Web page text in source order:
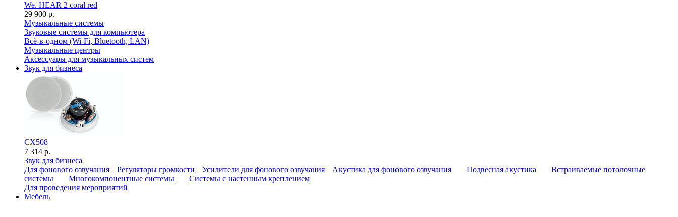
We. HEAR 2 coral red
29 900 р.
Музыкальные системы
Звуковые системы для компьютера
Всё-в-одном (Wi-Fi, Bluetooth, LAN)
Музыкальные центры
Аксессуары для музыкальных систем
Звук для бизнеса
CX508
7 314 р.
Звук для бизнеса
Для фонового озвучания
Регуляторы громкости Усилители для фонового озвучания Акустика для фонового озвучания Подвесная акустика
Встраиваемые потолочные
системы
Многокомпонентные системы
Системы с настенным креплением
Для проведения мероприятий
Мебель